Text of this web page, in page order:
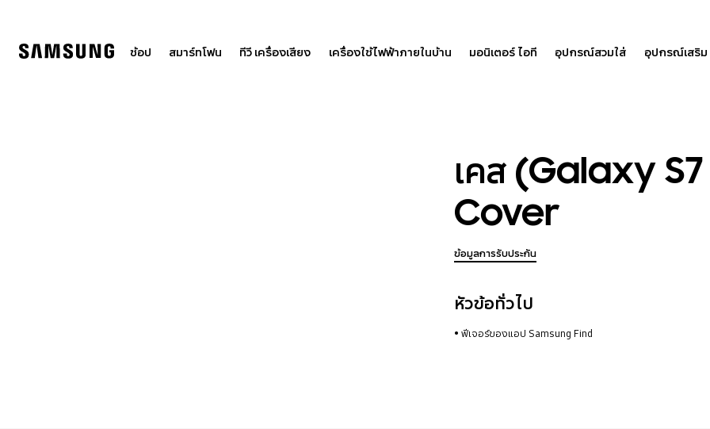
ช้อป สมาร์ทโฟน ทีวี เครื่องเสียง เครื่องใช้ไฟฟ้าภายในบ้าน มอนิเตอร์ ไอที อุปกรณ์สวมใส่ อุปกรณ์เสริม
เคส (Galaxy
Cover
ข้อมูลการรับประกัน
หัวข้อทั่วไป
ฟีเจอร์ของแอป Samsung Find